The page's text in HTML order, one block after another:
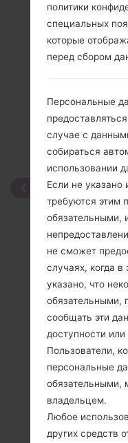
политики
специальных
которые
перед сбором
Персональные
случае с
собираться
использовании
Если не указано
требуются этим
обязательными,
не сможет
случаях, когда
указано, что
обязательными,
сообщать эти
доступности
Пользователи,
персональные
обязательными,
владельцем.
Любое
других средств